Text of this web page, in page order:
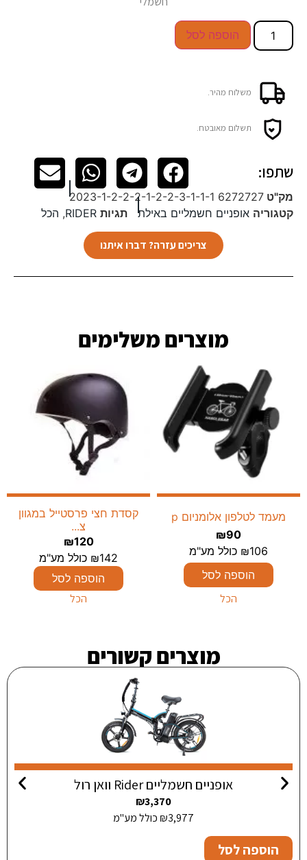
הוספה לסל
משלוח מהיר.
תשלום מאובטח.
שתפו:
מק"ט 6272727 2023-1-2-2-2-1-2-2-3-1-1-1
קטגוריה אופניים חשמליים באילת תגיות RIDER
, הכל
צריכים עזרה? דברו איתנו
מוצרים משלימים​
מעמד לטלפון אלומניום p
₪90
₪106
כולל מע"מ
הוספה לסל
הכל
קסדת חצי פרסטייל במגוון
צ...
₪120
₪142
כולל מע"מ
הוספה לסל
הכל
מוצרים קשורים
אופניים חשמליים Rider וואן רול
₪3,370
₪3,977 כולל מע"מ
הוספה לסל